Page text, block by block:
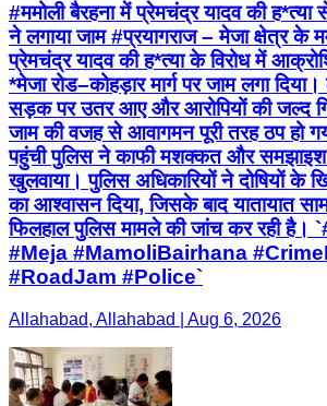
#ममोली बैरहना में प्रेमचंद्र यादव की ह*त्या
ने लगाया जाम #प्रयागराज – मेजा क्षेत्र के
प्रेमचंद्र यादव की ह*त्या के विरोध में
*मेजा रोड–कोहड़ार मार्ग पर जाम लगा
सड़क पर उतर आए और आरोपियों की जल्द
जाम की वजह से आवागमन पूरी तरह ठप हो
पहुंची पुलिस ने काफी मशक्कत और समझाइश
खुलवाया। पुलिस अधिकारियों ने दोषियों के
का आश्वासन दिया, जिसके बाद यातायात
फिलहाल पुलिस मामले की जांच कर रही
#Meja #MamoliBairhana
#RoadJam #Police`
Allahabad, Allahabad | Aug 6, 2026